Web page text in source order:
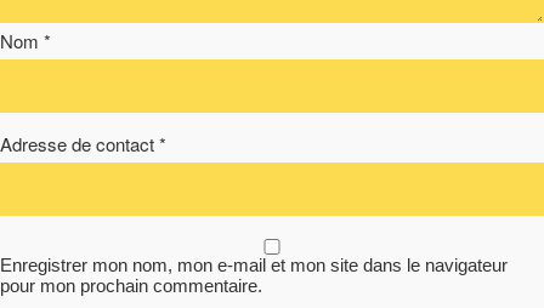
Nom *
Adresse de contact *
Enregistrer mon nom, mon e-mail et mon site dans le navigateur
pour mon prochain commentaire.